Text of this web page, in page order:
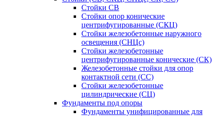
Стойки СВ
Стойки опор конические
центрифугированные (СКЦ)
Стойки железобетонные наружного
освещения (СНЦс)
Стойки железобетонные
центрифугированные конические (СК)
Железобетонные стойки для опор
контактной сети (СС)
Стойки железобетонные
цилиндрические (СЦ)
Фундаменты под опоры
Фундаменты унифицированные для